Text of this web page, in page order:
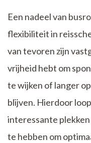
Een nadeel van
flexibiliteit in
van tevoren zijn
vrijheid hebt om
te wijken of langer
blijven. Hierdoor
interessante
te hebben om